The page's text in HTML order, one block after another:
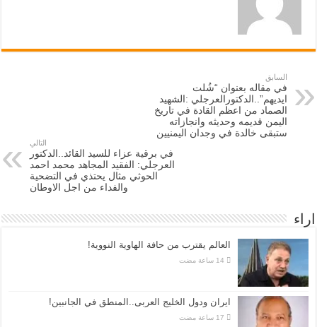
السابق
في مقاله بعنوان “شُلت
ايديهم”..الدكتورالعرجلي :الشهيد
الصماد من اعظم القادة في تاريخ
اليمن قديمه وحديثه وانجازاته
ستبقى خالدة في وجدان اليمنيين
التالي
في برقية عزاء للسيد القائد..الدكتور
العرجلي: الفقيد المجاهد محمد احمد
الحوثي مثال يحتذي في التضحية
والفداء من اجل الاوطان
اراء
العالم يقترب من حافة الهاوية النووية!
ايران ودول الخليج العربى..المنطق في الجانبين!